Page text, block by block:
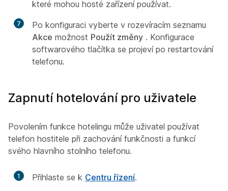
které mohou hosté zařízení používat.
7
Po konfiguraci vyberte v rozevíracím seznamu
Akce možnost Použít změny . Konfigurace
softwarového tlačítka se projeví po restartování
telefonu.
Zapnutí hotelování pro uživatele
Povolením funkce hotelingu může uživatel používat
telefon hostitele při zachování funkčnosti a funkcí
svého hlavního stolního telefonu.
1 Přihlaste se k Centru řízení.